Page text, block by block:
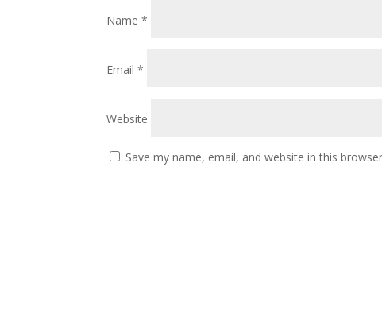
Name*
Email*
Website
Save my name, email, and website in this